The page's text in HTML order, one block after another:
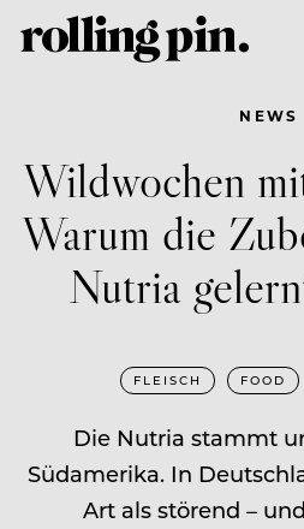
NEWS
Wildwochen
Warum die
Nutria
FLEISCH FOOD
Die Nutria stammt
Südamerika. In
Art als störend –